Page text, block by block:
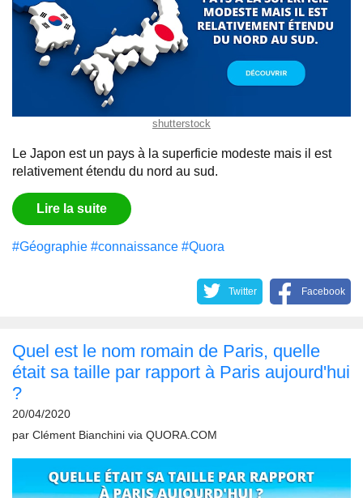
shutterstock
Le Japon est un pays à la superficie modeste mais il est
relativement étendu du nord au sud.
Lire la suite
#Géographie #connaissance #Quora
Twitter Facebook
Quel est le nom romain de Paris, quelle
était sa taille par rapport à Paris aujourd'hui
?
20/04/2020
par Clément Bianchini via QUORA.COM